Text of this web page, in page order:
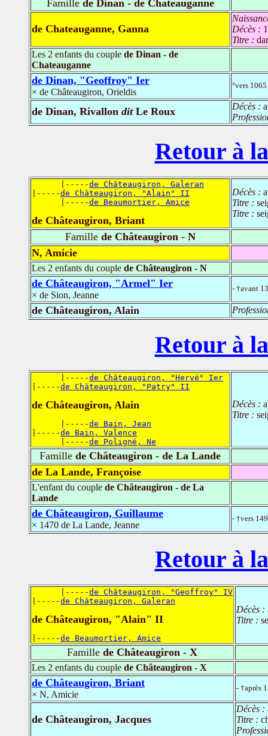
Famillede Dinan - de Chateauganne
de Chateauganne, Ganna
Décès :
Titre :
Les 2 enfants du couple de Dinan - de
Chateauganne
de Dinan, "Geoffroy" Ier
× de Châteaugiron, Orieldis
°vers
de Dinan, Rivallon ditLe Roux Décès :
Retour à
      |-----
de Châteaugiron, Galeran
|-----de Châteaugiron, "Alain" II
      |-----
de Beaumortier, Amice
de Châteaugiron, Briant
Décès :
Titre :
Titre :
Famillede Châteaugiron - N
N, Amicie
Les 2 enfants du couple de Châteaugiron - N
de Châteaugiron, "Armel" Ier
× de Sion, Jeanne
- †avant
de Châteaugiron, Alain
Retour à
      |-----
de Châteaugiron, "Hervé" Ier
|-----de Châteaugiron, "Patry" II
de Châteaugiron, Alain
      |-----
de Bain, Jean
|-----de Bain, Valence
      |-----
de Poligné, Ne
Décès :
Titre :
Famille de Châteaugiron - de La Lande
de La Lande, Françoise
L'enfant du couple de Châteaugiron - de La
Lande
de Châteaugiron, Guillaume
× 1470 de La Lande, Jeanne
- †vers
Retour à
      |-----
de Châteaugiron, "Geoffroy" IV
|-----de Châteaugiron, Galeran
de Châteaugiron, "Alain" II
|-----de Beaumortier, Amice
Décès :
Titre :
Famille de Châteaugiron - X
Les 2 enfants du couple de Châteaugiron - X
de Châteaugiron, Briant
× N, Amicie
- †après
de Châteaugiron, Jacques
Décès :
Titre :